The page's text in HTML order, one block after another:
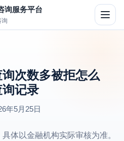
询服务平台
询
切
换
次数多被拒怎么
记录
年5月25日
体以金融机构实际审核为准。